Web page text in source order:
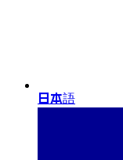
日本語